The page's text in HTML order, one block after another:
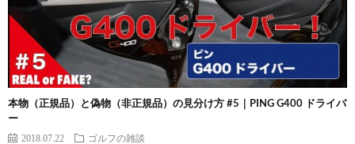
本物（正規品）と偽物（非正規品）の見分け方 #5｜PING G400 ドライバ
ー
2018.07.22 ゴルフの雑談